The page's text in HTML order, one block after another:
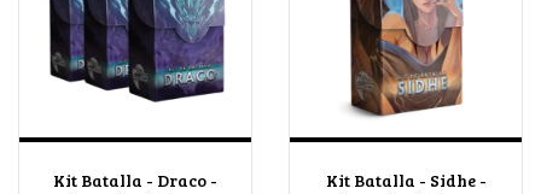
Kit Batalla - Draco -
Kit Batalla - Sidhe -